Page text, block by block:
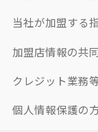
当社が加盟する
加盟店情報の共
クレジット業務
個人情報保護の